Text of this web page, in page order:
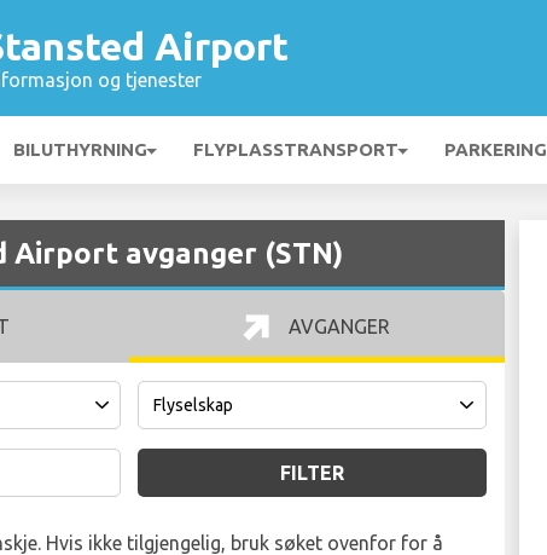
Airport
og tjenester
BILUTHYRNING FLYPLASSTRANSPORT PARKERING
Airport avganger (STN)
AVGANGER
FILTER
Hvis ikke tilgjengelig, bruk søket ovenfor for å